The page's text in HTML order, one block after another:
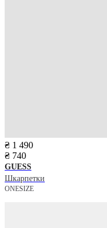
₴ 1 490
₴ 740
GUESS
Шкарпетки
ONESIZE